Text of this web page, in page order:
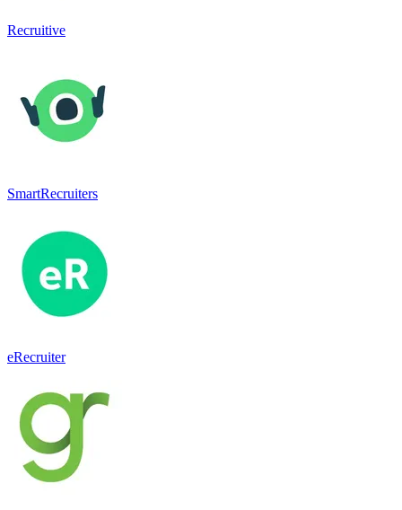
Recruitive
SmartRecruiters
eRecruiter